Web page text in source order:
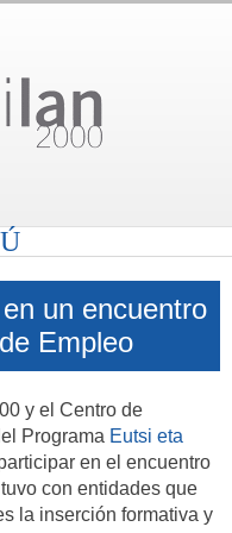
un encuentro
Empleo
y el Centro de
Programa Eutsi eta
en el encuentro
con entidades que
la inserción formativa y